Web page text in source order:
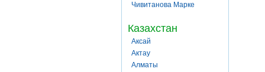
Чивитанова Марке
Казахстан
Аксай
Актау
Алматы